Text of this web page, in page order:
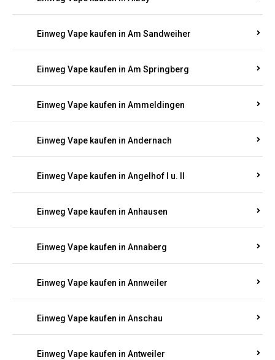
Einweg Vape kaufen in Am Sandweiher
Einweg Vape kaufen in Am Springberg
Einweg Vape kaufen in Ammeldingen
Einweg Vape kaufen in Andernach
Einweg Vape kaufen in Angelhof I u. II
Einweg Vape kaufen in Anhausen
Einweg Vape kaufen in Annaberg
Einweg Vape kaufen in Annweiler
Einweg Vape kaufen in Anschau
Einweg Vape kaufen in Antweiler